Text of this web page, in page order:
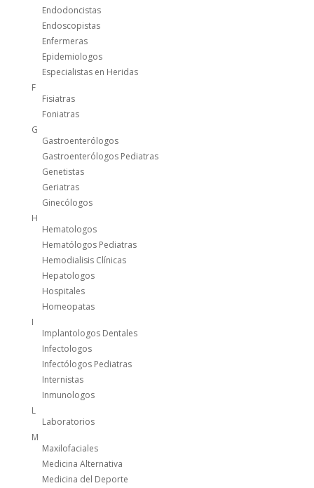
Endodoncistas
Endoscopistas
Enfermeras
Epidemiologos
Especialistas en Heridas
F
Fisiatras
Foniatras
G
Gastroenterólogos
Gastroenterólogos Pediatras
Genetistas
Geriatras
Ginecólogos
H
Hematologos
Hematólogos Pediatras
Hemodialisis Clínicas
Hepatologos
Hospitales
Homeopatas
I
Implantologos Dentales
Infectologos
Infectólogos Pediatras
Internistas
Inmunologos
L
Laboratorios
M
Maxilofaciales
Medicina Alternativa
Medicina del Deporte